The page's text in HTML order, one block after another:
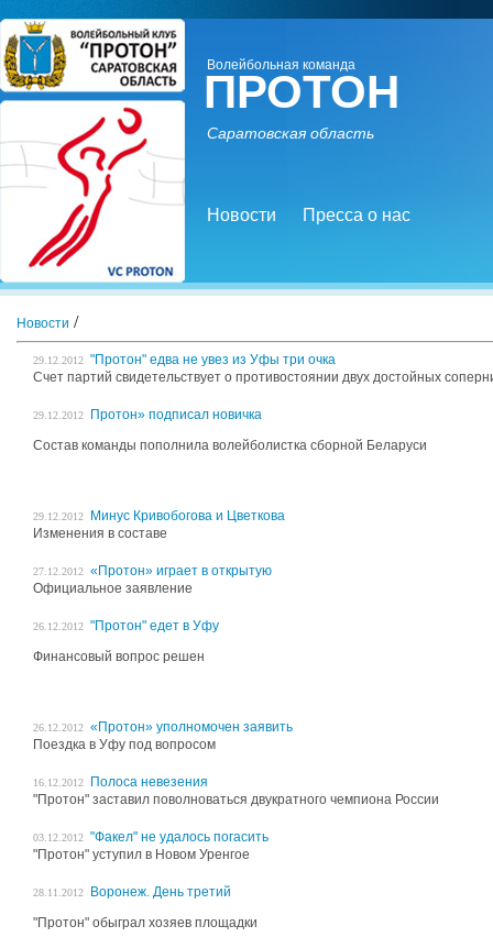
Волейбольная команда
ПРОТОН
Саратовская область
Новости Пресса о нас
Новости /
29.12.2012 "Протон" едва не увез из Уфы три очка
Счет партий свидетельствует о противостоянии двух достойных
29.12.2012
Протон» подписал новичка
Состав команды пополнила волейболистка сборной Беларуси
29.12.2012
Минус Кривобогова и Цветкова
Изменения в составе
27.12.2012 «Протон» играет в открытую
Официальное заявление
26.12.2012 "Протон" едет в Уфу
Финансовый вопрос решен
26.12.2012 «Протон» уполномочен заявить
Поездка в Уфу под вопросом
16.12.2012
Полоса невезения
"Протон" заставил поволноваться двукратного чемпиона России
03.12.2012 "Факел" не удалось погасить
"Протон" уступил в Новом Уренгое
28.11.2012
Воронеж. День третий
"Протон" обыграл хозяев площадки